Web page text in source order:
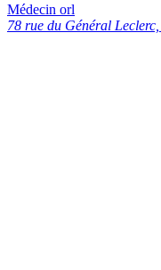
Médecin orl
78 rue du Général